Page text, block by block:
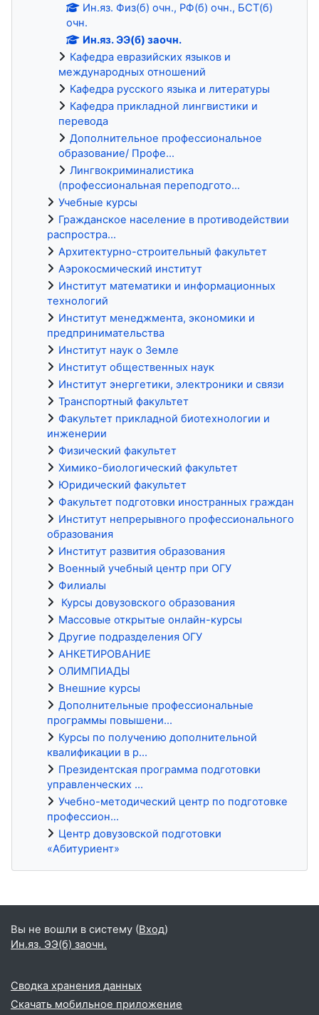
Ин.яз. Физ(б) очн., РФ(б) очн., БСТ(б)
очн.
Ин.яз. ЭЭ(б) заочн.
Кафедра евразийских языков и
международных отношений
Кафедра русского языка и литературы
Кафедра прикладной лингвистики и
перевода
Дополнительное профессиональное
образование/ Профе...
Лингвокриминалистика
(профессиональная переподгото...
Учебные курсы
Гражданское население в противодействии
распростра...
Архитектурно-строительный факультет
Аэрокосмический институт
Институт математики и информационных
технологий
Институт менеджмента, экономики и
предпринимательства
Институт наук о Земле
Институт общественных наук
Институт энергетики, электроники и связи
Транспортный факультет
Факультет прикладной биотехнологии и
инженерии
Физический факультет
Химико-биологический факультет
Юридический факультет
Факультет подготовки иностранных граждан
Институт непрерывного профессионального
образования
Институт развития образования
Военный учебный центр при ОГУ
Филиалы
Курсы довузовского образования
Массовые открытые онлайн-курсы
Другие подразделения ОГУ
АНКЕТИРОВАНИЕ
ОЛИМПИАДЫ
Внешние курсы
Дополнительные профессиональные
программы повышени...
Курсы по получению дополнительной
квалификации в р...
Президентская программа подготовки
управленческих ...
Учебно-методический центр по подготовке
профессион...
Центр довузовской подготовки
«Абитуриент»
Блоки
Вы не вошли в систему (Вход)
Ин.яз. ЭЭ(б) заочн.
Сводка хранения данных
Скачать мобильное приложение